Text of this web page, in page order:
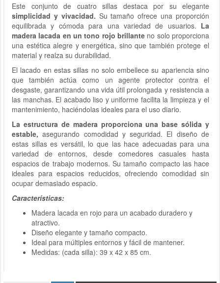
Este conjunto de cuatro sillas destaca por su elegante
simplicidad y vivacidad. Su tamaño ofrece una proporción
equilibrada y cómoda para una variedad de usuarios. La
madera lacada en un tono rojo brillante no solo proporciona
una estética alegre y energética, sino que también protege el
material y realza su durabilidad.
El lacado en estas sillas no solo embellece su apariencia sino
que también actúa como un agente protector contra el
desgaste, garantizando una vida útil prolongada y resistencia a
las manchas. El acabado liso y uniforme facilita la limpieza y el
mantenimiento, haciéndolas ideales para el uso diario.
La estructura de madera proporciona una base sólida y
estable, asegurando comodidad y seguridad. El diseño de
estas sillas es versátil, lo que las hace adecuadas para una
variedad de entornos, desde comedores casuales hasta
espacios de trabajo modernos. Su tamaño compacto las hace
ideales para espacios reducidos, ofreciendo comodidad sin
ocupar demasiado espacio.
Características:
Madera lacada en rojo para un acabado duradero y
atractivo.
Diseño elegante y tamaño compacto.
Ideal para múltiples entornos y fácil de mantener.
Medidas: (cada silla): 39 x 42 x 85 cm.